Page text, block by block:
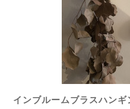
インブルームブラスハン